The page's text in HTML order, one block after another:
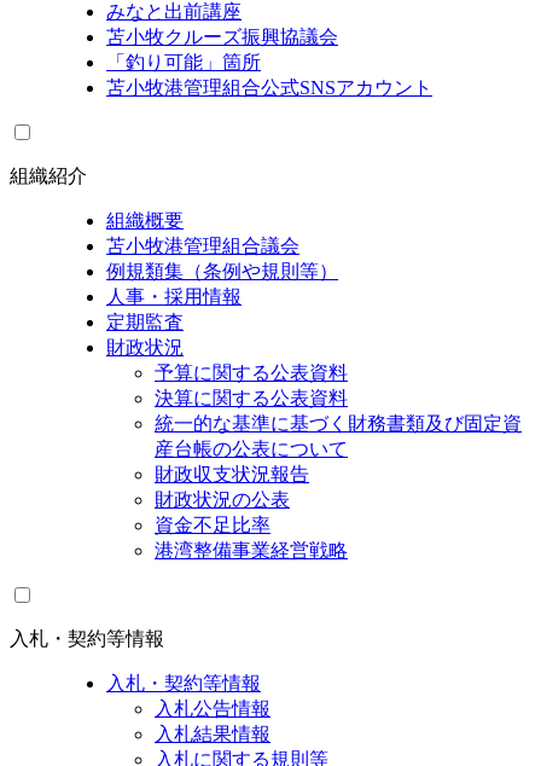
みなと出前講座
苫小牧クルーズ振興協議会
「釣り可能」箇所
苫小牧港管理組合公式SNSアカウント
組織紹介
組織概要
苫小牧港管理組合議会
例規類集（条例や規則等）
人事・採用情報
定期監査
財政状況
予算に関する公表資料
決算に関する公表資料
統一的な基準に基づく財務書類及び固定資
産台帳の公表について
財政収支状況報告
財政状況の公表
資金不足比率
港湾整備事業経営戦略
入札・契約等情報
入札・契約等情報
入札公告情報
入札結果情報
入札に関する規則等